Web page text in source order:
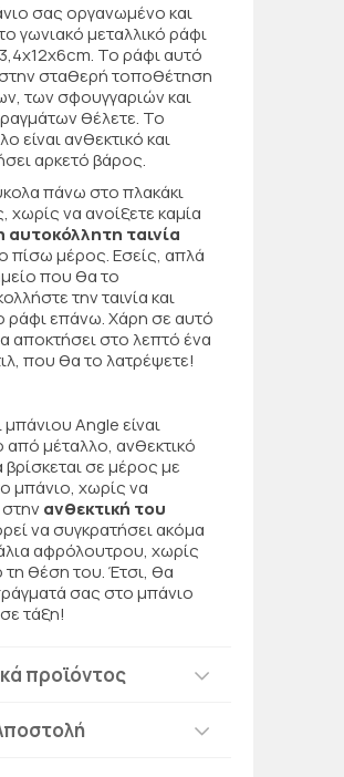
σας οργανωμένο και
γωνιακό μεταλλικό ράφι
Το ράφι αυτό
σταθερή τοποθέτηση
των σφουγγαριών και
θέλετε. Το
είναι ανθεκτικό και
αρκετό βάρος.
πάνω στο πλακάκι
να ανοίξετε καμία
αυτοκόλλητη ταινία
πίσω μέρος. Εσείς, απλά
που θα το
την ταινία και
επάνω. Χάρη σε αυτό
αποκτήσει στο λεπτό ένα
που θα το λατρέψετε!
Angle είναι
μέταλλο, ανθεκτικό
βρίσκεται σε μέρος με
μπάνιο, χωρίς να
ανθεκτική του
να συγκρατήσει ακόμα
αφρόλουτρου, χωρίς
θέση του. Έτσι, θα
σας στο μπάνιο
τάξη!
προϊόντος